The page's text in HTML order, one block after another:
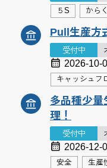
５S から
Pull生産方
受付中
2026-10-
キャッシュフ
多品種少量
理！
受付中
2026-12-
安全 生産